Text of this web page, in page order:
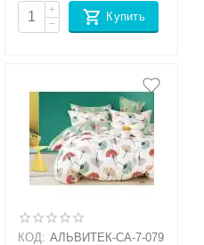
+
−
Купить
КОД: АЛЬВИТЕК-CA-7-079